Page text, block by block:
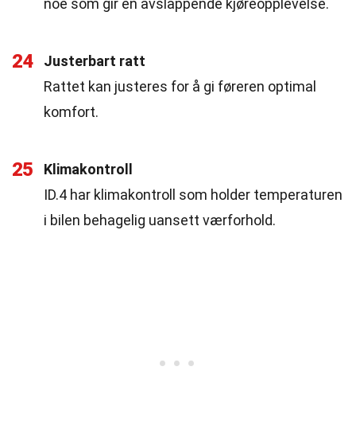
noe som gir en avslappende kjøreopplevelse.
24
Justerbart ratt
Rattet kan justeres for å gi føreren optimal
komfort.
25
Klimakontroll
ID.4 har klimakontroll som holder temperaturen
i bilen behagelig uansett værforhold.